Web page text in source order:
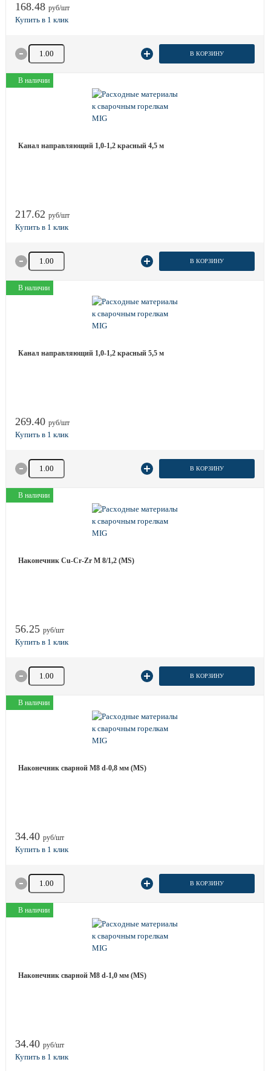
168.48 руб/шт
Количество товара В КОРЗИНУ
В наличии
Канал направляющий 1,0-1,2 красный 4,5 м
217.62 руб/шт
Количество товара В КОРЗИНУ
В наличии
Канал направляющий 1,0-1,2 красный 5,5 м
269.40 руб/шт
Количество товара В КОРЗИНУ
В наличии
Наконечник Cu-Cr-Zr M 8/1,2 (MS)
56.25 руб/шт
Количество товара В КОРЗИНУ
В наличии
Наконечник сварной М8 d-0,8 мм (MS)
34.40 руб/шт
Количество товара В КОРЗИНУ
В наличии
Наконечник сварной М8 d-1,0 мм (MS)
34.40 руб/шт